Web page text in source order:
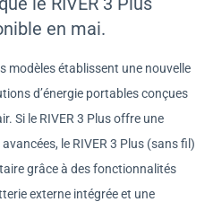
en mai.
modèles établissent une nouvelle
d’énergie portables conçues
Si le RIVER 3 Plus offre une
le RIVER 3 Plus (sans fil)
grâce à des fonctionnalités
externe intégrée et une